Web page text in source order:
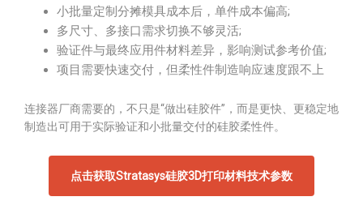
小批量定制分摊模具成本后，单件成本偏高;
多尺寸、多接口需求切换不够灵活;
验证件与最终应用件材料差异，影响测试参考价值;
项目需要快速交付，但柔性件制造响应速度跟不上
连接器厂商需要的，不只是“做出硅胶件”，而是更快、更稳定地
制造出可用于实际验证和小批量交付的硅胶柔性件。
点击获取Stratasys硅胶3D打印材料技术参数